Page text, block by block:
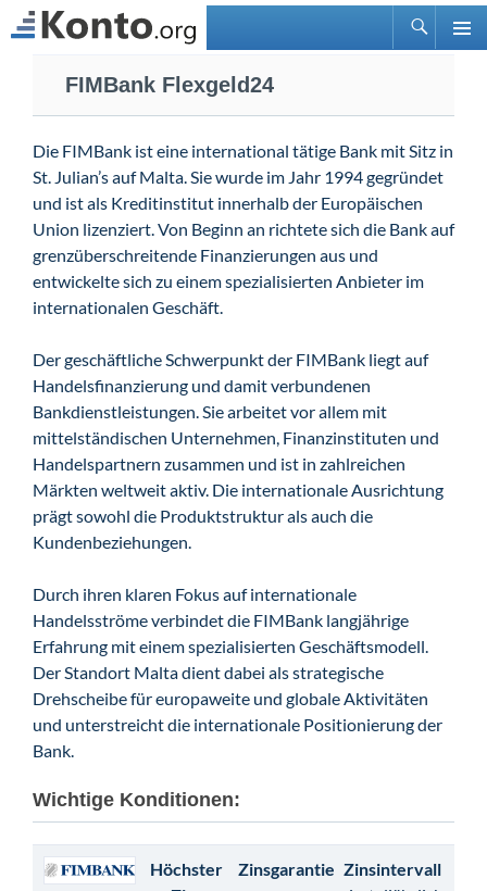
Suchen
springen
FIMBank Flexgeld24
Die FIMBank ist eine international tätige Bank mit Sitz in
St. Julian’s auf Malta. Sie wurde im Jahr 1994 gegründet
und ist als Kreditinstitut innerhalb der Europäischen
Union lizenziert. Von Beginn an richtete sich die Bank auf
grenzüberschreitende Finanzierungen aus und
entwickelte sich zu einem spezialisierten Anbieter im
internationalen Geschäft.
Der geschäftliche Schwerpunkt der FIMBank liegt auf
Handelsfinanzierung und damit verbundenen
Bankdienstleistungen. Sie arbeitet vor allem mit
mittelständischen Unternehmen, Finanzinstituten und
Handelspartnern zusammen und ist in zahlreichen
Märkten weltweit aktiv. Die internationale Ausrichtung
prägt sowohl die Produktstruktur als auch die
Kundenbeziehungen.
Durch ihren klaren Fokus auf internationale
Handelsströme verbindet die FIMBank langjährige
Erfahrung mit einem spezialisierten Geschäftsmodell.
Der Standort Malta dient dabei als strategische
Drehscheibe für europaweite und globale Aktivitäten
und unterstreicht die internationale Positionierung der
Bank.
Wichtige Konditionen:
Höchster
Zinsgarantie Zinsintervall